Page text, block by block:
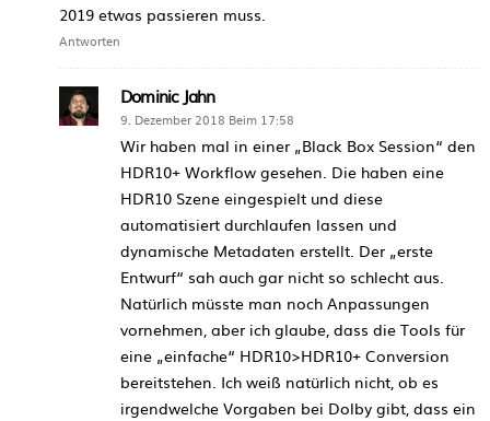
2019 etwas passieren muss.
Antworten
Dominic Jahn
9. Dezember 2018 Beim 17:58
Wir haben mal in einer „Black Box Session“ den
HDR10+ Workflow gesehen. Die haben eine
HDR10 Szene eingespielt und diese
automatisiert durchlaufen lassen und
dynamische Metadaten erstellt. Der „erste
Entwurf“ sah auch gar nicht so schlecht aus.
Natürlich müsste man noch Anpassungen
vornehmen, aber ich glaube, dass die Tools für
eine „einfache“ HDR10>HDR10+ Conversion
bereitstehen. Ich weiß natürlich nicht, ob es
irgendwelche Vorgaben bei Dolby gibt, dass ein